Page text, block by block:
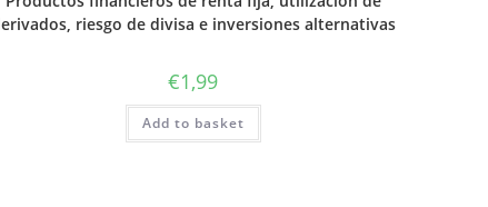
riesgo de divisa e inversiones alternativas
€1,99
Add to basket